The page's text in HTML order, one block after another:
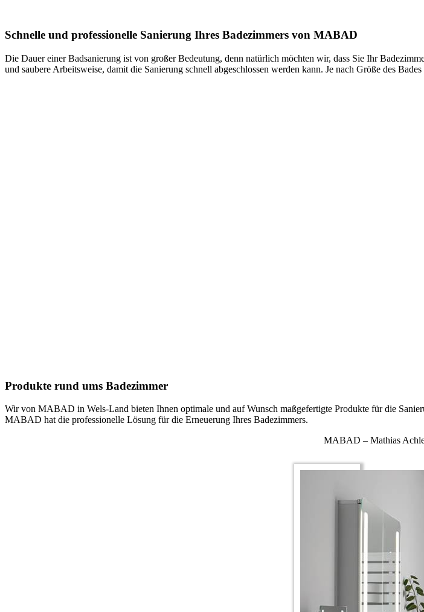
Schnelle und professionelle Sanierung Ihres Badezimmers von MABAD
Die Dauer einer Badsanierung ist von großer Bedeutung, denn natürlich möchten wir, dass Sie Ihr
und saubere Arbeitsweise, damit die Sanierung schnell abgeschlossen werden kann. Je nach Größe des
Produkte rund ums Badezimmer
Wir von MABAD in Wels-Land bieten Ihnen optimale und auf Wunsch maßgefertigte Produkte für die
MABAD hat die professionelle Lösung für die Erneuerung Ihres Badezimmers.
MABAD – Mathias